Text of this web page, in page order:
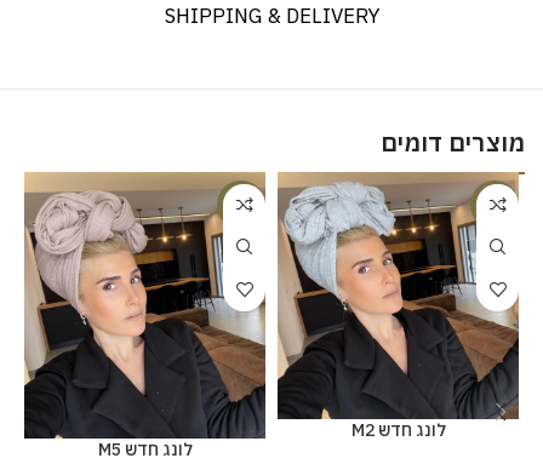
SHIPPING & DELIVERY
מוצרים דומים
-20%
לונג חדש M2
-20%
לונג חדש M5